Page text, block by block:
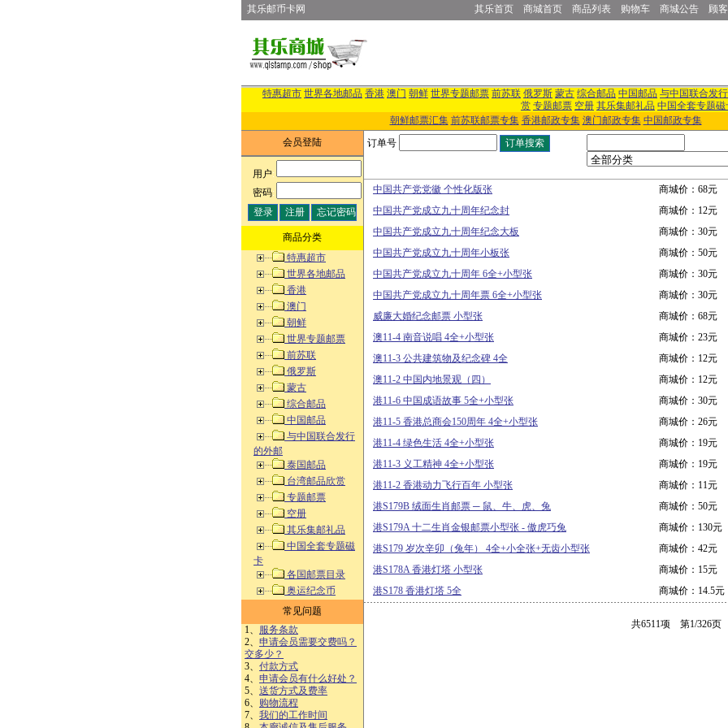
其乐邮币卡网 其乐首页 商城首页 商品列表 购物车 商城公告 顾
特惠超市 世界各地邮品 香港 澳门 朝鲜 世界专题邮票 前苏联 俄罗斯 蒙古 综合邮品 中国邮品 与中国联合发
赏 专题邮票 空册 其乐集邮礼品 中国全套专题磁
朝鲜邮票汇集 前苏联邮票专集 香港邮政专集 澳门邮政专集 中国邮政专集
会员登陆
用户:
密码:
商品分类
特惠超市
世界各地邮品
香港
澳门
朝鲜
世界专题邮票
前苏联
俄罗斯
蒙古
综合邮品
中国邮品
与中国联合发行
的外邮
泰国邮品
台湾邮品欣赏
专题邮票
空册
其乐集邮礼品
中国全套专题磁
卡
各国邮票目录
奥运纪念币
常见问题
1、 服务条款
2、 申请会员需要交费吗？
交多少？
3、 付款方式
4、 申请会员有什么好处？
5、 送货方式及费率
6、 购物流程
7、 我们的工作时间
订单号
中国共产党党徽 个性化版张
商城价：68元
中国共产党成立九十周年纪念封
商城价：12元
中国共产党成立九十周年纪念大板
商城价：30元
中国共产党成立九十周年小板张
商城价：50元
中国共产党成立九十周年 6全+小型张
商城价：30元
中国共产党成立九十周年票 6全+小型张
商城价：30元
威廉大婚纪念邮票 小型张
商城价：68元
澳11-4 南音说唱 4全+小型张
商城价：23元
澳11-3 公共建筑物及纪念碑 4全
商城价：12元
澳11-2 中国内地景观（四）
商城价：12元
港11-6 中国成语故事 5全+小型张
商城价：30元
港11-5 香港总商会150周年 4全+小型张
商城价：26元
港11-4 绿色生活 4全+小型张
商城价：19元
港11-3 义工精神 4全+小型张
商城价：19元
港11-2 香港动力飞行百年 小型张
商城价：11元
港S179B 绒面生肖邮票 ─ 鼠、牛、虎、兔
商城价：50元
港S179A 十二生肖金银邮票小型张 - 傲虎巧兔
商城价：130元
港S179 岁次辛卯（兔年） 4全+小全张+无齿小型张
商城价：42元
港S178A 香港灯塔 小型张
商城价：15元
港S178 香港灯塔 5全
商城价：14.5元
共6511项 第1/326